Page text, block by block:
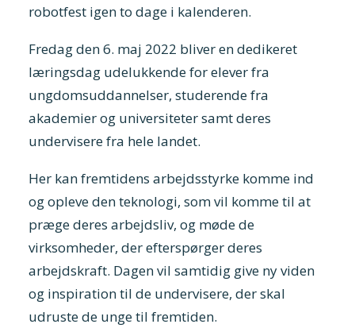
robotfest igen to dage i kalenderen.
Fredag den 6. maj 2022 bliver en dedikeret
læringsdag udelukkende for elever fra
ungdomsuddannelser, studerende fra
akademier og universiteter samt deres
undervisere fra hele landet.
Her kan fremtidens arbejdsstyrke komme ind
og opleve den teknologi, som vil komme til at
præge deres arbejdsliv, og møde de
virksomheder, der efterspørger deres
arbejdskraft. Dagen vil samtidig give ny viden
og inspiration til de undervisere, der skal
udruste de unge til fremtiden.